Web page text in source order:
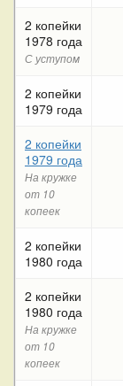
2 копейки
1978 года
С уступом
2 копейки
1979 года
2 копейки
1979 года
На кружке
от 10
копеек
2 копейки
1980 года
2 копейки
1980 года
На кружке
от 10
копеек